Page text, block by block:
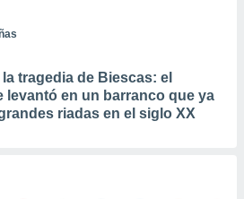
tragedia de Biescas: el
levantó en un barranco que ya
riadas en el siglo XX